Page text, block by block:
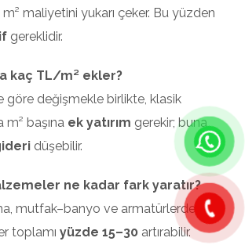
maliyetini yukarı çeker. Bu yüzden
gereklidir.
kaç TL/m² ekler?
göre değişmekle birlikte, klasik
m² başına ek yatırım gerekir; buna
düşebilir.
ne kadar fark yaratır?
mutfak–banyo ve armatürlerde
toplamı yüzde 15–30 artırabilir.